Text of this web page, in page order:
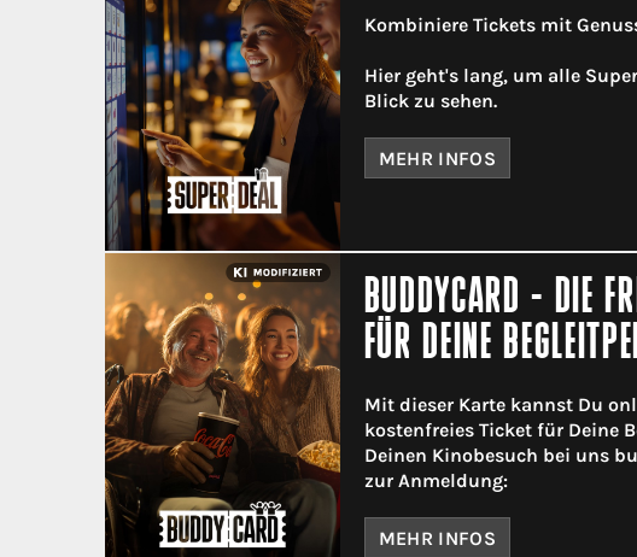
Kombiniere Tickets mit
Hier geht's lang, um alle
Blick zu sehen.
MEHR INFOS
BUDDYCARD - DIE
FÜR DEINE
Mit dieser Karte kannst Du
kostenfreies Ticket für Deine
Deinen Kinobesuch bei uns
zur Anmeldung:
MEHR INFOS